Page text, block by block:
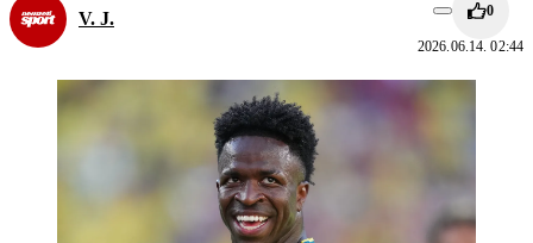
V. J. 0
2026.06.14. 02:44